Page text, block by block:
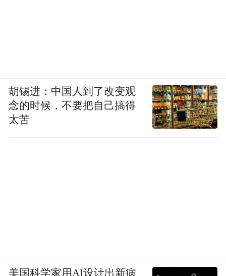
胡锡进：中国人到了改变观
念的时候，不要把自己搞得
太苦
美国科学家用AI设计出新病